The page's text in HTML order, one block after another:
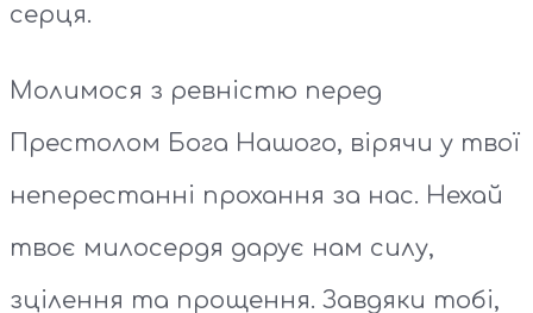
серця.
Молимося з ревністю перед
Престолом Бога Нашого, вірячи у твої
неперестанні прохання за нас. Нехай
твоє милосердя дарує нам силу,
зцілення та прощення. Завдяки тобі,